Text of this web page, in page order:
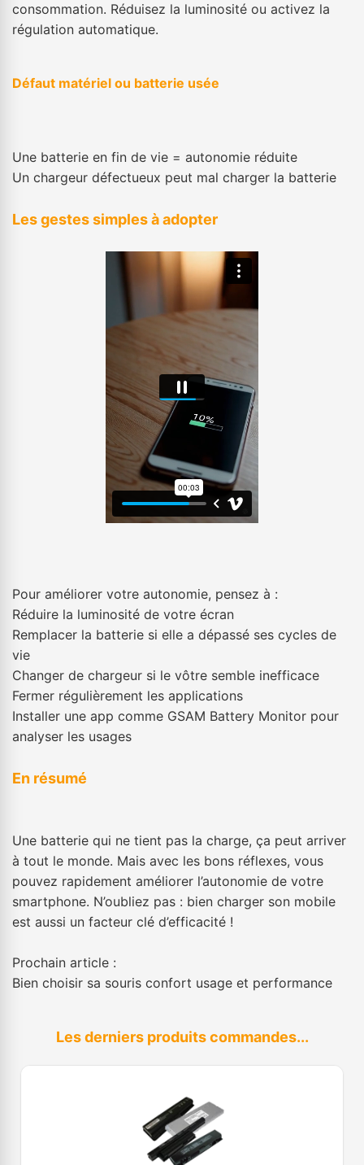
consommation. Réduisez la luminosité ou activez la
régulation automatique.
Défaut matériel ou batterie usée
Une batterie en fin de vie = autonomie réduite
Un chargeur défectueux peut mal charger la batterie
Les gestes simples à adopter
Pour améliorer votre autonomie, pensez à :
Réduire la luminosité de votre écran
Remplacer la batterie si elle a dépassé ses cycles de
vie
Changer de chargeur si le vôtre semble inefficace
Fermer régulièrement les applications
Installer une app comme GSAM Battery Monitor pour
analyser les usages
En résumé
Une batterie qui ne tient pas la charge, ça peut arriver
à tout le monde. Mais avec les bons réflexes, vous
pouvez rapidement améliorer l’autonomie de votre
smartphone. N’oubliez pas : bien charger son mobile
est aussi un facteur clé d’efficacité !
Prochain article :
Bien choisir sa souris confort usage et performance
Les derniers produits commandes...